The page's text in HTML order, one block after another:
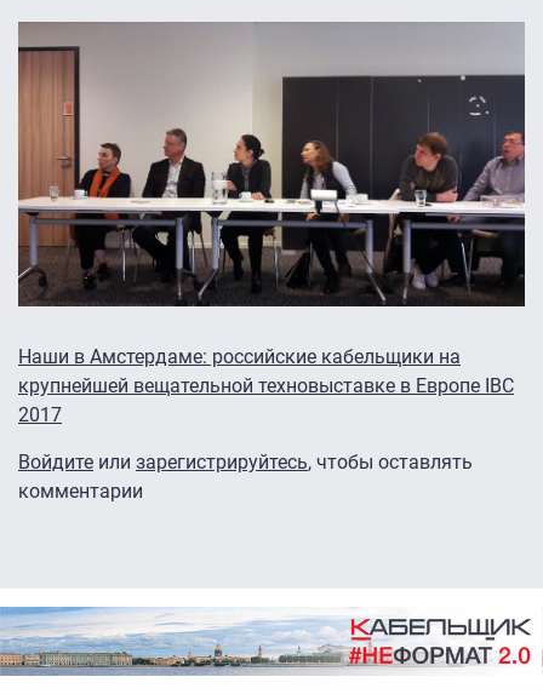
Наши в Амстердаме: российские кабельщики на
крупнейшей вещательной техновыставке в Европе IBC
2017
Войдите или зарегистрируйтесь, чтобы оставлять
комментарии